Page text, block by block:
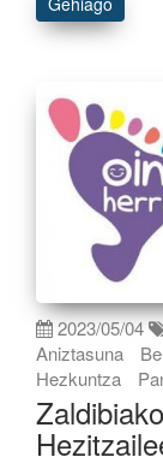
2023/05/04
Aniztasuna
Hezkuntza